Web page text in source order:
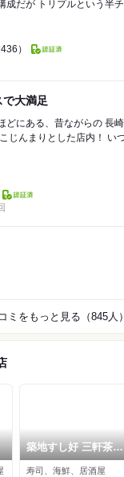
ーハンと半煮こ
）
で大満足
昔ながらの 長崎ちゃんぽんのお
ミをもっと見る（845人）
築地すし好 三軒茶屋
店
寿司、海鮮、居酒屋